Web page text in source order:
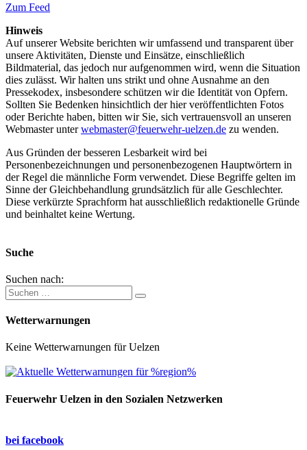
Zum Feed
Hinweis
Auf unserer Website berichten wir umfassend und transparent über
unsere Aktivitäten, Dienste und Einsätze, einschließlich
Bildmaterial, das jedoch nur aufgenommen wird, wenn die Situation
dies zulässt. Wir halten uns strikt und ohne Ausnahme an den
Pressekodex, insbesondere schützen wir die Identität von Opfern.
Sollten Sie Bedenken hinsichtlich der hier veröffentlichten Fotos
oder Berichte haben, bitten wir Sie, sich vertrauensvoll an unseren
Webmaster unterwebmaster@feuerwehr-uelzen.de zu wenden.
Aus Gründen der besseren Lesbarkeit wird bei
Personenbezeichnungen und personenbezogenen Hauptwörtern in
der Regel die männliche Form verwendet. Diese Begriffe gelten im
Sinne der Gleichbehandlung grundsätzlich für alle Geschlechter.
Diese verkürzte Sprachform hat ausschließlich redaktionelle Gründe
und beinhaltet keine Wertung.
Suche
Suchen nach:
Wetterwarnungen
Keine Wetterwarnungen für Uelzen
Feuerwehr Uelzen in den Sozialen Netzwerken
bei facebook